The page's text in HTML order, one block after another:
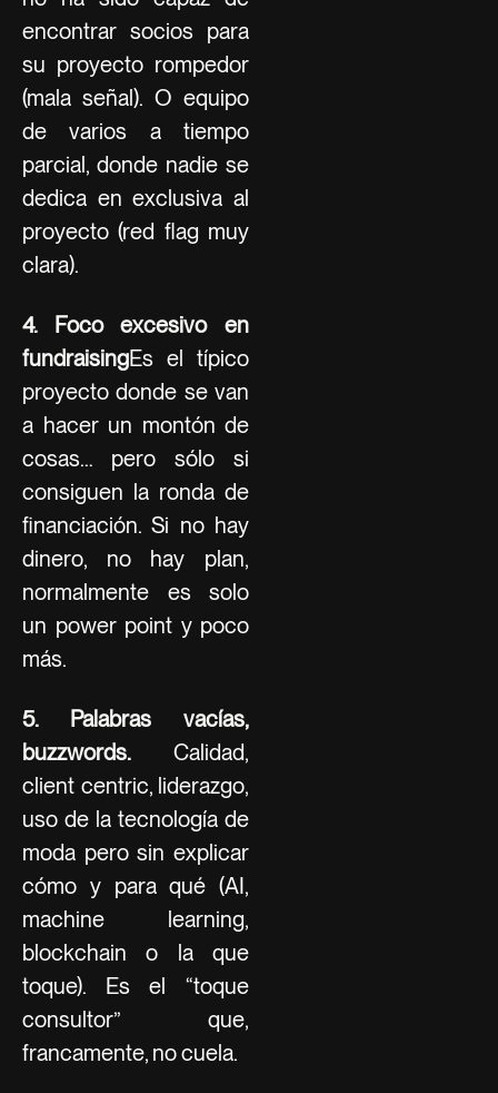
encontrar socios para
su proyecto rompedor
(mala señal). O equipo
de varios a tiempo
parcial, donde nadie se
dedica en exclusiva al
proyecto (red flag muy
clara).
4. Foco excesivo en
fundraisingEs el típico
proyecto donde se van
a hacer un montón de
cosas… pero sólo si
consiguen la ronda de
financiación. Si no hay
dinero, no hay plan,
normalmente es solo
un power point y poco
más.
5. Palabras vacías,
buzzwords. Calidad,
client centric, liderazgo,
uso de la tecnología de
moda pero sin explicar
cómo y para qué (AI,
machine learning,
blockchain o la que
toque). Es el “toque
consultor” que,
francamente, no cuela.